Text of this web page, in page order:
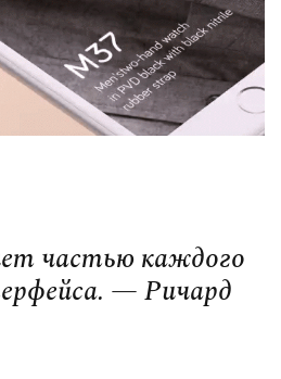
частью каждого
— Ричард